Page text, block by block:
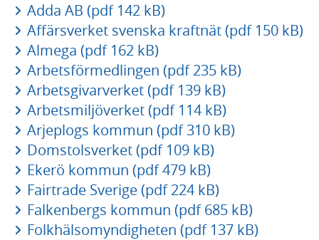
Adda AB (pdf 142 kB)
Affärsverket svenska kraftnät (pdf 150 kB)
Almega (pdf 162 kB)
Arbetsförmedlingen (pdf 235 kB)
Arbetsgivarverket (pdf 139 kB)
Arbetsmiljöverket (pdf 114 kB)
Arjeplogs kommun (pdf 310 kB)
Domstolsverket (pdf 109 kB)
Ekerö kommun (pdf 479 kB)
Fairtrade Sverige (pdf 224 kB)
Falkenbergs kommun (pdf 685 kB)
Folkhälsomyndigheten (pdf 137 kB)